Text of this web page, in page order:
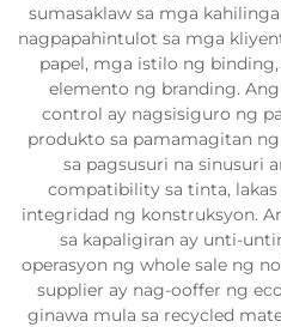
sumasaklaw sa mga
nagpapahintulot sa mga
papel, mga istilo ng
elemento ng branding.
control ay nagsisiguro ng
produkto sa pamamagitan
sa pagsusuri na sinusuri
compatibility sa tinta,
integridad ng konstruksyon.
sa kapaligiran ay unti-
operasyon ng whole sale ng
supplier ay nag-ooffer ng
ginawa mula sa recycled